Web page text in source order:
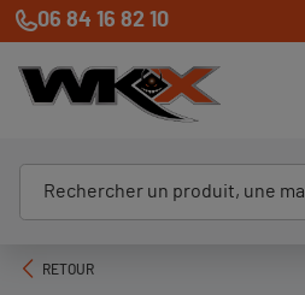
06 84 16 82 10
RETOUR